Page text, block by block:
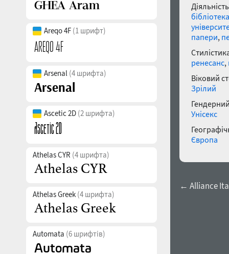
Areqo 4F (1 шрифт)
Arsenal (4 шрифта)
Ascetic 2D (2 шрифта)
Athelas CYR (4 шрифта)
Athelas Greek (4 шрифта)
Automata (6 шрифтів)
бібліотека
папери,
ренесанс,
Віковий
Зрілий
Унісекс
Європа
← Alliance